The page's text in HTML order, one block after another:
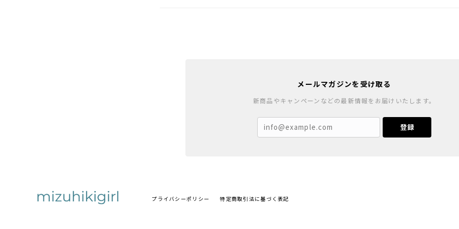
メールマガジンを受け取る
新商品やキャンペーンなどの最新情報をお届けいたします。
登録
プライバシーポリシー 特定商取引法に基づく表記